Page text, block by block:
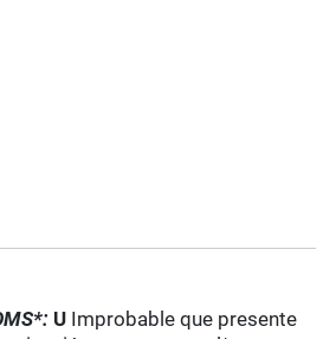
U Improbable que presente